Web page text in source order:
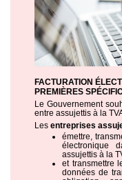
FACTURATION
PREMIÈRES
Le Gouvernement
entre assujettis à la
Les entreprises
émettre,
électronique
assujettis à la
et transmettre
données de